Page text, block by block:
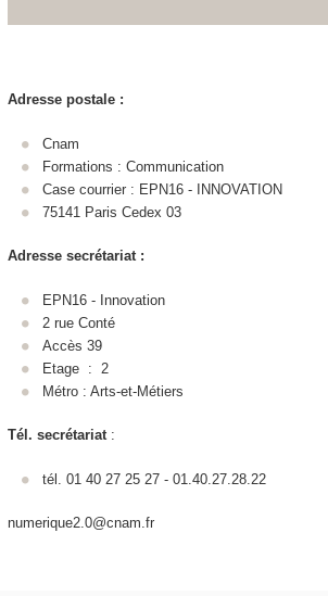
Adresse postale :
Cnam
Formations : Communication
Case courrier : EPN16 - INNOVATION
75141 Paris Cedex 03
Adresse secrétariat :
EPN16 - Innovation
2 rue Conté
Accès 39
Etage : 2
Métro : Arts-et-Métiers
Tél. secrétariat :
tél. 01 40 27 25 27 - 01.40.27.28.22
numerique2.0@cnam.fr